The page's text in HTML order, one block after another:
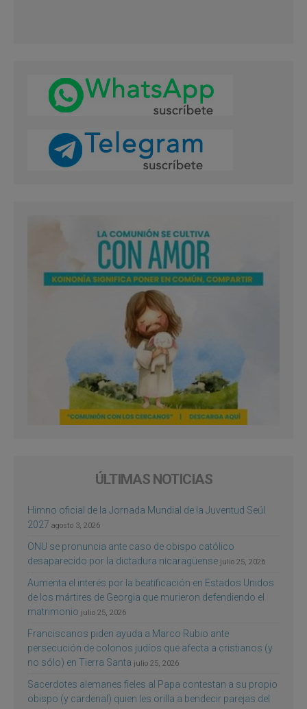
ÚLTIMAS NOTICIAS
Himno oficial de la Jornada Mundial de la Juventud Seúl
2027 agosto 3, 2026
ONU se pronuncia ante caso de obispo católico
desaparecido por la dictadura nicaragüense julio 25, 2026
Aumenta el interés por la beatificación en Estados Unidos
de los mártires de Georgia que murieron defendiendo el
matrimonio julio 25, 2026
Franciscanos piden ayuda a Marco Rubio ante
persecución de colonos judíos que afecta a cristianos (y
no sólo) en Tierra Santa julio 25, 2026
Sacerdotes alemanes fieles al Papa contestan a su propio
obispo (y cardenal) quien les orilla a bendecir parejas del